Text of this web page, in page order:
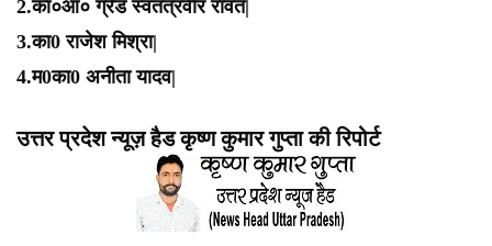
2.का०आ० ग्रेड स्वतंत्रवीर रावत|
3.का0 राजेश मिश्रा|
4.म0का0 अनीता यादव|
उत्तर प्रदेश न्यूज़ हैड कृष्ण कुमार गुप्ता की रिपोर्ट